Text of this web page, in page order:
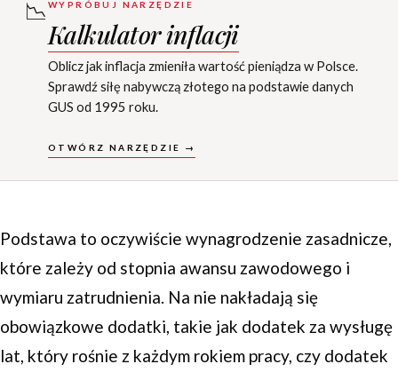
📉 WYPRÓBUJ NARZĘDZIE
Kalkulator inflacji
Oblicz jak inflacja zmieniła wartość pieniądza w Polsce.
Sprawdź siłę nabywczą złotego na podstawie danych
GUS od 1995 roku.
OTWÓRZ NARZĘDZIE →
Podstawa to oczywiście wynagrodzenie zasadnicze,
które zależy od stopnia awansu zawodowego i
wymiaru zatrudnienia. Na nie nakładają się
obowiązkowe dodatki, takie jak dodatek za wysługę
lat, który rośnie z każdym rokiem pracy, czy dodatek